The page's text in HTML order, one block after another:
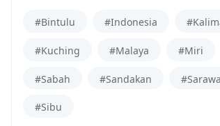
#Bintulu #Indonesia
#Kuching #Malaya #Miri
#Sabah #Sandakan
#Sibu